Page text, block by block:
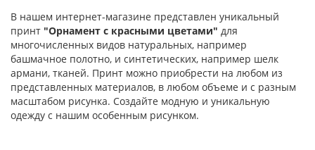
В нашем интернет-магазине представлен уникальный
принт "Орнамент с красными цветами" для
многочисленных видов натуральных, например
башмачное полотно, и синтетических, например шелк
армани, тканей. Принт можно приобрести на любом из
представленных материалов, в любом объеме и с разным
масштабом рисунка. Создайте модную и уникальную
одежду с нашим особенным рисунком.